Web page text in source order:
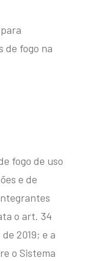
de fogo na
fogo de uso
e de
o art. 34
2019; e a
o Sistema